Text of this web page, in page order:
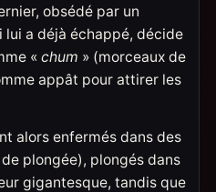
obsédé par un
lui a déjà échappé, décide
« chum » (morceaux de
appât pour attirer les
alors enfermés dans des
plongée), plongés dans
gigantesque, tandis que